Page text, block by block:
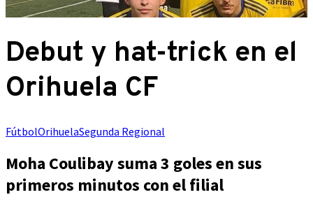
Debut y hat-trick en el
Orihuela CF
FútbolOrihuelaSegunda Regional
Moha Coulibay suma 3 goles en sus
primeros minutos con el filial